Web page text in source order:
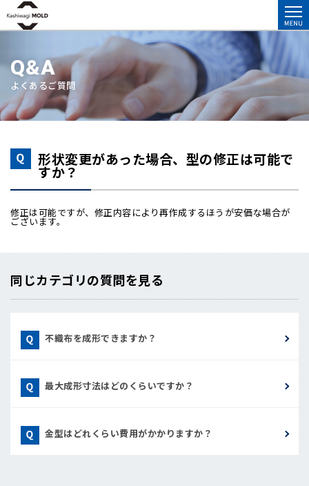
Q&A
よくあるご質問
形状変更があった場合、型の修正は可能で
すか？
修正は可能ですが、修正内容により再作成するほうが安価な場合が
ございます。
同じカテゴリの質問を見る
不織布を成形できますか？
最大成形寸法はどのくらいですか？
金型はどれくらい費用がかかりますか？